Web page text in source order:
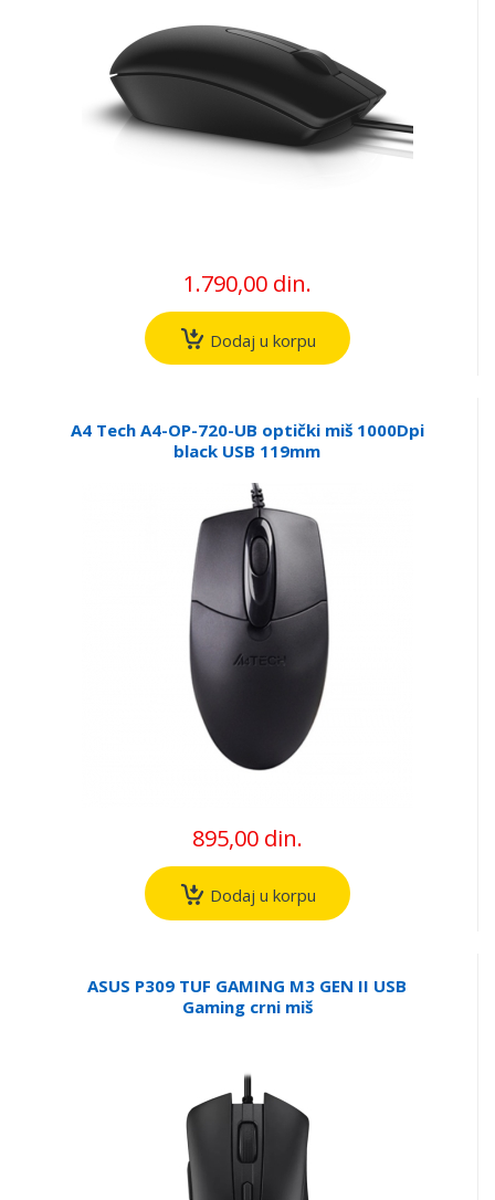
1.790,00 din.
Dodaj u korpu
A4 Tech A4-OP-720-UB optički miš 1000Dpi
black USB 119mm
895,00 din.
Dodaj u korpu
ASUS P309 TUF GAMING M3 GEN II USB
Gaming crni miš